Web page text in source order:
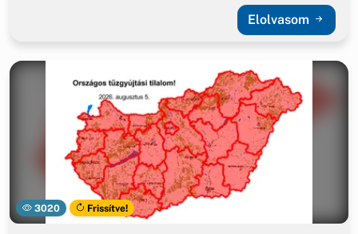
Elolvasom
3020 Frissítve!